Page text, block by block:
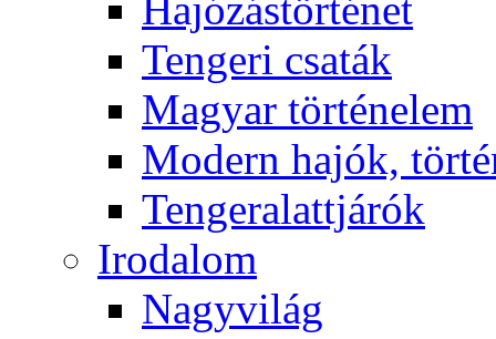
Tengeri csaták
Magyar történelem
Modern hajók,
Tengeralattjárók
Irodalom
Nagyvilág